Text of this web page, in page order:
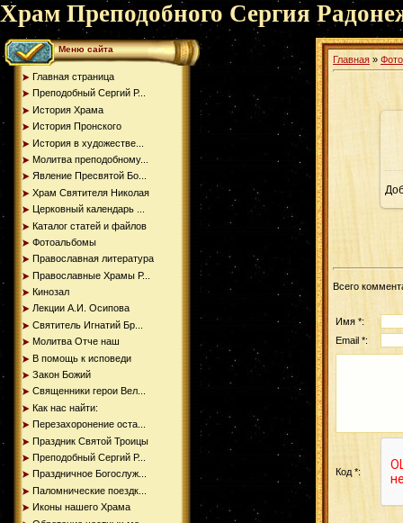
Храм Преподобного Сергия
Меню сайта
Главная страница
Преподобный Сергий Р...
История Храма
История Пронского
История в художестве...
Молитва преподобному...
Явление Пресвятой Бо...
Храм Святителя Николая
Церковный календарь ...
Каталог статей и файлов
Фотоальбомы
Православная литература
Православные Храмы Р...
Кинозал
Лекции А.И. Осипова
Святитель Игнатий Бр...
Молитва Отче наш
В помощь к исповеди
Закон Божий
Священники герои Вел...
Как нас найти:
Перезахоронение оста...
Праздник Святой Троицы
Преподобный Сергий Р...
Праздничное Богослуж...
Паломнические поездк...
Иконы нашего Храма
Главная »
Всего
Имя *:
Email *:
Код *: